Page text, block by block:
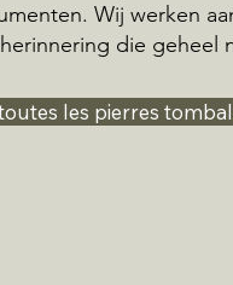
Wij werken
die geheel
les pierres